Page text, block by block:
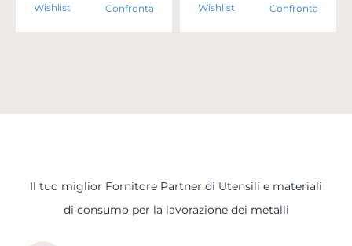
Wishlist Confronta Wishlist Confronta
Il tuo miglior Fornitore Partner di Utensili e materiali
di consumo per la lavorazione dei metalli
Scopri tutti i servizi che ti abbiamo dedicato